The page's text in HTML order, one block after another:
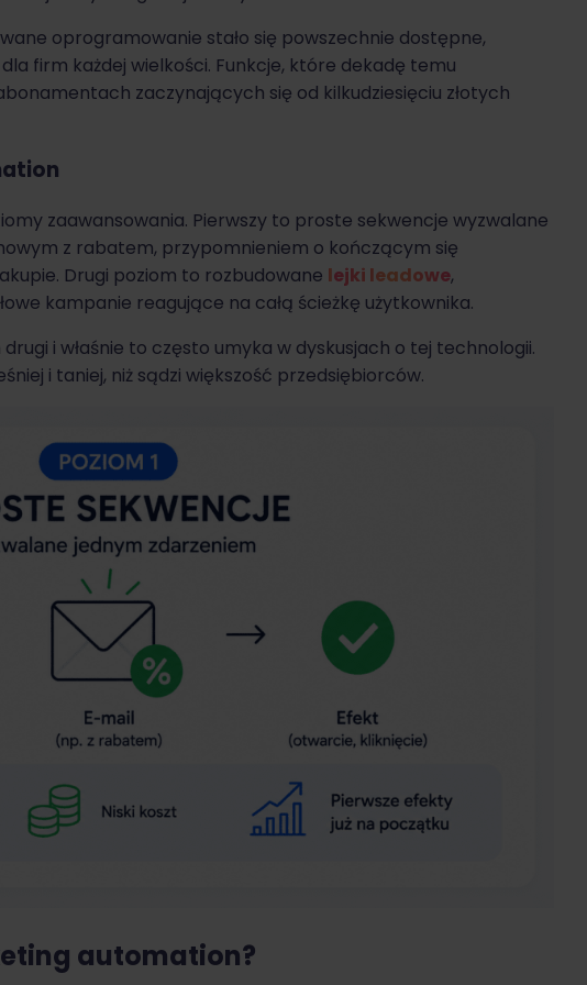
oprogramowanie stało się powszechnie dostępne,
firm każdej wielkości. Funkcje, które dekadę temu
zaczynających się od kilkudziesięciu złotych
zaawansowania. Pierwszy to proste sekwencje wyzwalane
z rabatem, przypomnieniem o kończącym się
Drugi poziom to rozbudowane lejki leadowe,
kampanie reagujące na całą ścieżkę użytkownika.
i właśnie to często umyka w dyskusjach o tej technologii.
i taniej, niż sądzi większość przedsiębiorców.
automation?